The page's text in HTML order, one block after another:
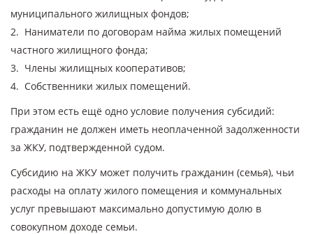
муниципального жилищных фондов;
2. Наниматели по договорам найма жилых помещений
частного жилищного фонда;
3. Члены жилищных кооперативов;
4. Собственники жилых помещений.
При этом есть ещё одно условие получения субсидий:
гражданин не должен иметь неоплаченной задолженности
за ЖКУ, подтвержденной судом.
Субсидию на ЖКУ может получить гражданин (семья), чьи
расходы на оплату жилого помещения и коммунальных
услуг превышают максимально допустимую долю в
совокупном доходе семьи.